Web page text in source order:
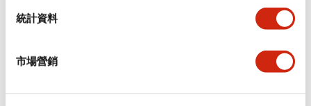
統計資料
市場營銷
機械規格